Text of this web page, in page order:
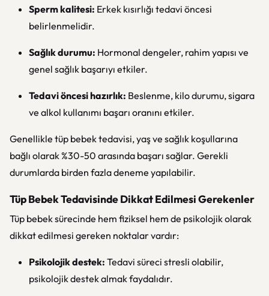
Sperm kalitesi: Erkek kısırlığı tedavi öncesi
belirlenmelidir.
Sağlık durumu: Hormonal dengeler, rahim yapısı ve
genel sağlık başarıyı etkiler.
Tedavi öncesi hazırlık: Beslenme, kilo durumu, sigara
ve alkol kullanımı başarı oranını etkiler.
Genellikle tüp bebek tedavisi, yaş ve sağlık koşullarına
bağlı olarak %30-50 arasında başarı sağlar. Gerekli
durumlarda birden fazla deneme yapılabilir.
Tüp Bebek Tedavisinde Dikkat Edilmesi Gerekenler
Tüp bebek sürecinde hem fiziksel hem de psikolojik olarak
dikkat edilmesi gereken noktalar vardır:
Psikolojik destek: Tedavi süreci stresli olabilir,
psikolojik destek almak faydalıdır.